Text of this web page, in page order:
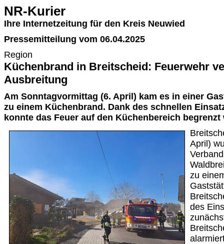
NR-Kurier
Ihre Internetzeitung für den Kreis Neuwied
Pressemitteilung vom 06.04.2025
Region
Küchenbrand in Breitscheid: Feuerwehr
Ausbreitung
Am Sonntagvormittag (6. April) kam es in einer
zu einem Küchenbrand. Dank des schnellen
konnte das Feuer auf den Küchenbereich begrenzt
April)
zu
des